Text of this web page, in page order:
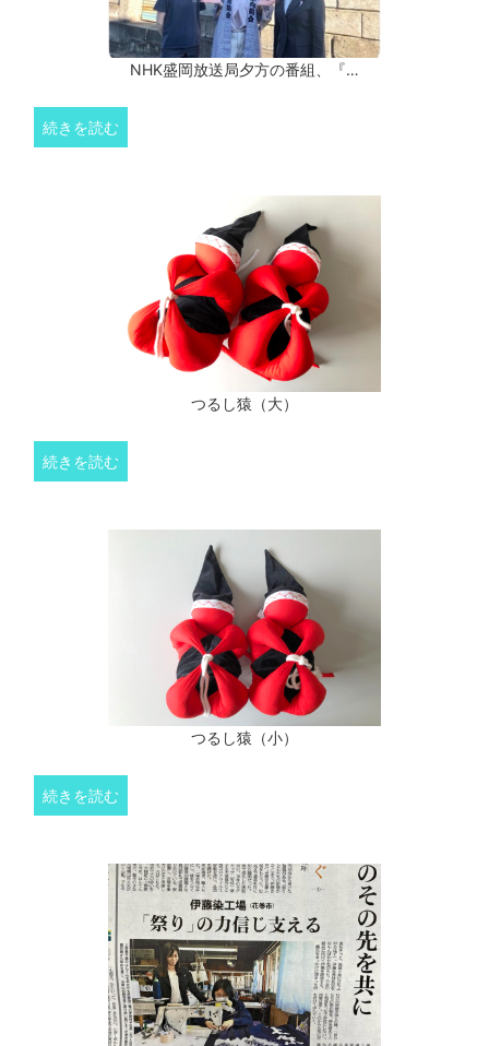
NHK盛岡放送局夕方の番組、『…
続きを読む
つるし猿（大）
続きを読む
つるし猿（小）
続きを読む